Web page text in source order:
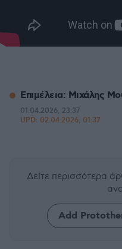
Επιμέλεια: Μιχάλης
01.04.2026, 23:37
UPD: 02.04.2026, 01:37
Δείτε περισσότερα
Add